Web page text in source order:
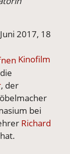
2017, 18
Kinofilm
, der
bei
Richard